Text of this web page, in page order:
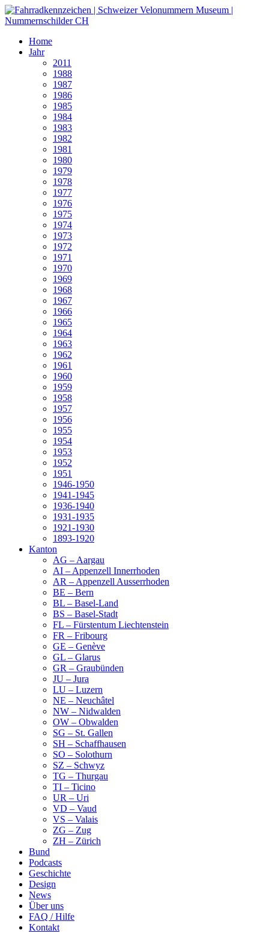
Home
Jahr
2011
1988
1987
1986
1985
1984
1983
1982
1981
1980
1979
1978
1977
1976
1975
1974
1973
1972
1971
1970
1969
1968
1967
1966
1965
1964
1963
1962
1961
1960
1959
1958
1957
1956
1955
1954
1953
1952
1951
1946-1950
1941-1945
1936-1940
1931-1935
1921-1930
1893-1920
Kanton
AG – Aargau
AI – Appenzell Innerrhoden
AR – Appenzell Ausserrhoden
BE – Bern
BL – Basel-Land
BS – Basel-Stadt
FL – Fürstentum Liechtenstein
FR – Fribourg
GE – Genève
GL – Glarus
GR – Graubünden
JU – Jura
LU – Luzern
NE – Neuchâtel
NW – Nidwalden
OW – Obwalden
SG – St. Gallen
SH – Schaffhausen
SO – Solothurn
SZ – Schwyz
TG – Thurgau
TI – Ticino
UR – Uri
VD – Vaud
VS – Valais
ZG – Zug
ZH – Zürich
Bund
Podcasts
Geschichte
Design
News
Über uns
FAQ / Hilfe
Kontakt